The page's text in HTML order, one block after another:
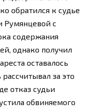
обратился к судье
Румянцевой с
содержания
однако получил
оставалось
за это
отказ судьи
обвиняемого